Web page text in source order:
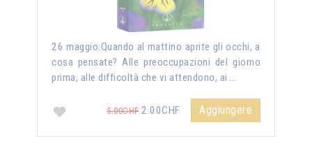
26 maggio:Quando al mattino aprite gli occhi, a
cosa pensate? Alle preoccupazioni del giorno
prima, alle difficoltà che vi attendono, ai …
5.00CHF2.00CHF Aggiungere